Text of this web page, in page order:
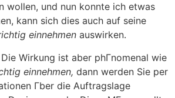
wollen, und nun konnte ich etwas
kann sich dies auch auf seine
einnehmen auswirken.
Wirkung ist aber phГnomenal wie
einnehmen, dann werden Sie per
Гber die Auftragslage